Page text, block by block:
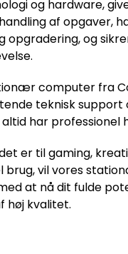
og hardware,
af opgaver,
opgradering, og
computer fra
teknisk support
altid har professionel
er til gaming,
brug, vil vores
at nå dit fulde
høj kvalitet.